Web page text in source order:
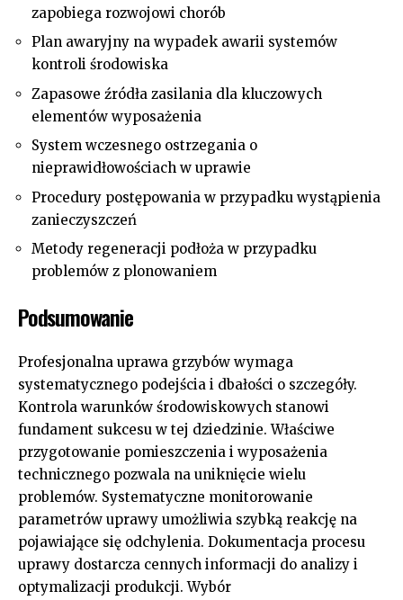
zapobiega rozwojowi chorób
Plan awaryjny na wypadek awarii systemów
kontroli środowiska
Zapasowe źródła zasilania dla kluczowych
elementów wyposażenia
System wczesnego ostrzegania o
nieprawidłowościach w uprawie
Procedury postępowania w przypadku wystąpienia
zanieczyszczeń
Metody regeneracji podłoża w przypadku
problemów z plonowaniem
Podsumowanie
Profesjonalna uprawa grzybów wymaga
systematycznego podejścia i dbałości o szczegóły.
Kontrola warunków środowiskowych stanowi
fundament sukcesu w tej dziedzinie. Właściwe
przygotowanie pomieszczenia i wyposażenia
technicznego pozwala na uniknięcie wielu
problemów. Systematyczne monitorowanie
parametrów uprawy umożliwia szybką reakcję na
pojawiające się odchylenia. Dokumentacja procesu
uprawy dostarcza cennych informacji do analizy i
optymalizacji produkcji. Wybór